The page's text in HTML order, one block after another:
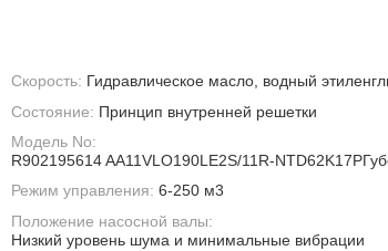
Скорость: Гидравлическое масло, водный
Состояние: Принцип внутренней решетки
Модель No:
R902195614 AA11VLO190LE2S/11R-
Режим управления: 6-250 м3
Положение насосной валы:
Низкий уровень шума и минимальные вибрации